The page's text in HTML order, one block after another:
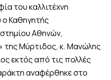
του καλλιτέχνη
ο Καθηγητής
Αθηνών,
της Μύρτιδος, κ. Μανώλης
εκτός από τις πολλές
αναφέρθηκε στο